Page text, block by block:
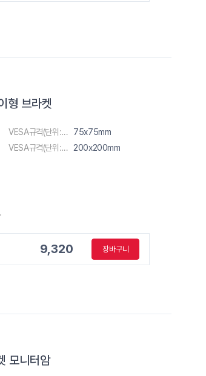
형 브라켓
VESA규격(단위:m) 75x75mm
VESA규격(단위:m) 200x200mm
9,320 장바구니
모니터암